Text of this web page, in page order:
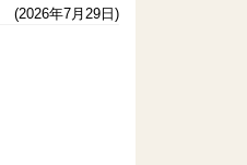
2026年7月29日